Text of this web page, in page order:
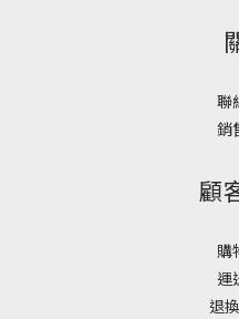
聯
銷
顧
購
運
退